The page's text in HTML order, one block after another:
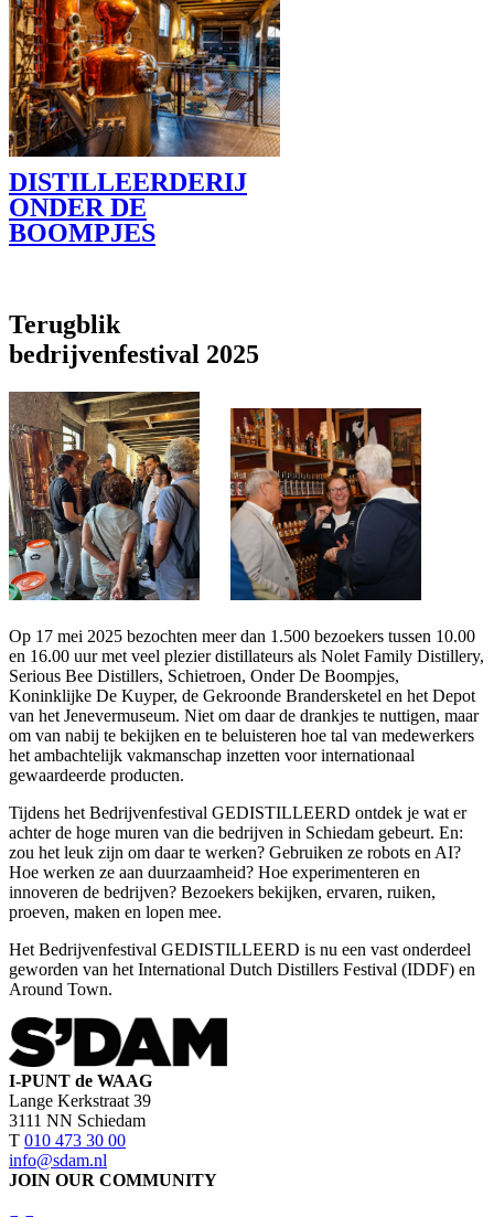
DISTILLEERDERIJ
ONDER DE
BOOMPJES
Terugblik
bedrijvenfestival 2025
Op 17 mei 2025 bezochten meer dan 1.500 bezoekers tussen 10.00
en 16.00 uur met veel plezier distillateurs als Nolet Family Distillery,
Serious Bee Distillers, Schietroen, Onder De Boompjes,
Koninklijke De Kuyper, de Gekroonde Brandersketel en het Depot
van het Jenevermuseum. Niet om daar de drankjes te nuttigen, maar
om van nabij te bekijken en te beluisteren hoe tal van medewerkers
het ambachtelijk vakmanschap inzetten voor internationaal
gewaardeerde producten.
Tijdens het Bedrijvenfestival GEDISTILLEERD ontdek je wat er
achter de hoge muren van die bedrijven in Schiedam gebeurt. En:
zou het leuk zijn om daar te werken? Gebruiken ze robots en AI?
Hoe werken ze aan duurzaamheid? Hoe experimenteren en
innoveren de bedrijven? Bezoekers bekijken, ervaren, ruiken,
proeven, maken en lopen mee.
Het Bedrijvenfestival GEDISTILLEERD is nu een vast onderdeel
geworden van het International Dutch Distillers Festival (IDDF) en
Around Town.
I-PUNT de WAAG
Lange Kerkstraat 39
3111 NN Schiedam
T 010 473 30 00
info@sdam.nl
JOIN OUR COMMUNITY